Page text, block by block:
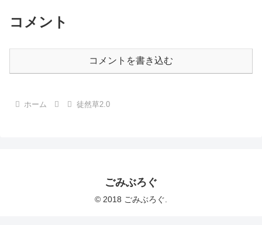
コメント
コメントを書き込む
ホーム 徒然草2.0
ごみぶろぐ
© 2018 ごみぶろぐ.